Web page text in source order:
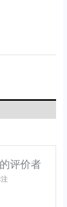
评价者